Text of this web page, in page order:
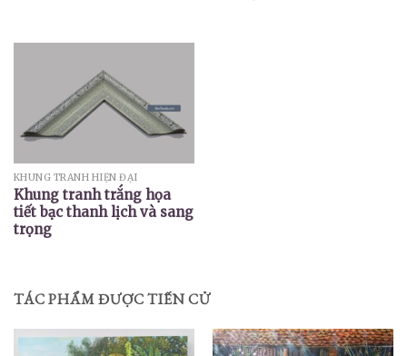
KHUNG TRANH HIỆN ĐẠI
Khung tranh trắng họa
tiết bạc thanh lịch và sang
trọng
TÁC PHẨM ĐƯỢC TIẾN CỬ